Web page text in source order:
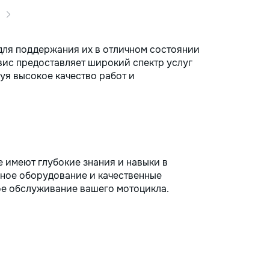
поддержания их в отличном состоянии
предоставляет широкий спектр услуг
высокое качество работ и
глубокие знания и навыки в
оборудование и качественные
обслуживание вашего мотоцикла.